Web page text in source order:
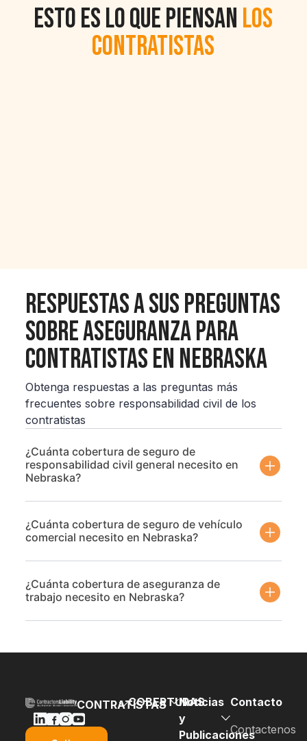
Esto es lo que piensan los
contratistas
Respuestas a sus preguntas
sobre aseguranza para
contratistas en Nebraska
Obtenga respuestas a las preguntas más
frecuentes sobre responsabilidad civil de los
contratistas
¿Cuánta cobertura de seguro de
responsabilidad civil general necesito en
Nebraska?
¿Cuánta cobertura de seguro de vehículo
comercial necesito en Nebraska?
¿Cuánta cobertura de aseguranza de
trabajo necesito en Nebraska?
CONTRATISTAS
Seguro
COBERTURAS
Noticias
y
Publicaciones
Contacto
Contactenos